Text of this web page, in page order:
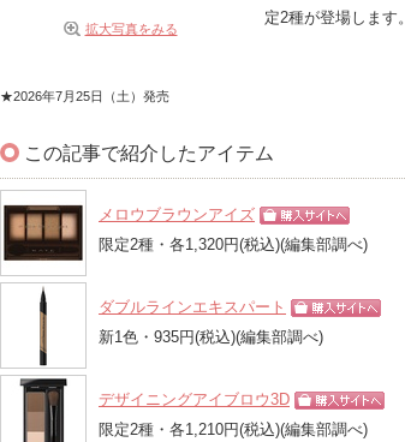
拡大写真をみる
定2種が登場します。
★2026年7月25日（土）発売
この記事で紹介したアイテム
メロウブラウンアイズ
ショッピン
グサイトへ
限定2種・各1,320円(税込)(編集部調べ)
ダブルラインエキスパート
ショッピン
グサイトへ
新1色・935円(税込)(編集部調べ)
デザイニングアイブロウ3D
ショッピン
グサイトへ
限定2種・各1,210円(税込)(編集部調べ)